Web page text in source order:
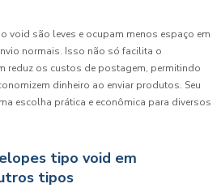
void são leves e ocupam menos espaço em
normais. Isso não só facilita o
reduz os custos de postagem, permitindo
dinheiro ao enviar produtos. Seu
escolha prática e econômica para diversos
tipo void em
tipos